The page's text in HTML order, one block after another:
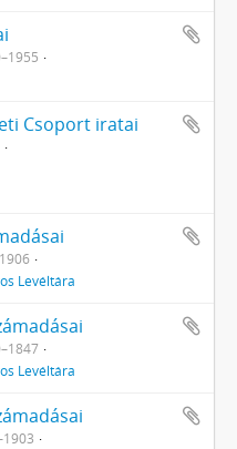
Csoport iratai
Levéltára
Levéltára